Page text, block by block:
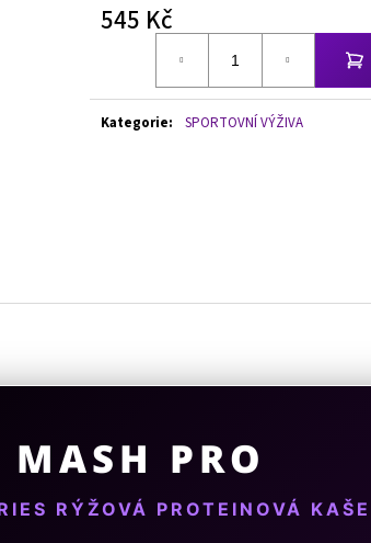
545 Kč
Kategorie: SPORTOVNÍ VÝŽIVA
MASH PRO
RÝŽOVÁ PROTEINOVÁ KAŠE